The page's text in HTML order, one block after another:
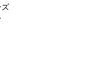
ズ